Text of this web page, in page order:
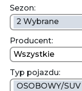
Sezon:
2 Wybrane
Producent:
wszystkie
Typ pojazdu:
OSOBOWY/SUV